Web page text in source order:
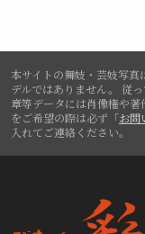
本サイトの舞妓・芸妓写
デルではありません。
従
章等データには肖像権や著
をご希望の際は必ず「お問
入れてご連絡ください。